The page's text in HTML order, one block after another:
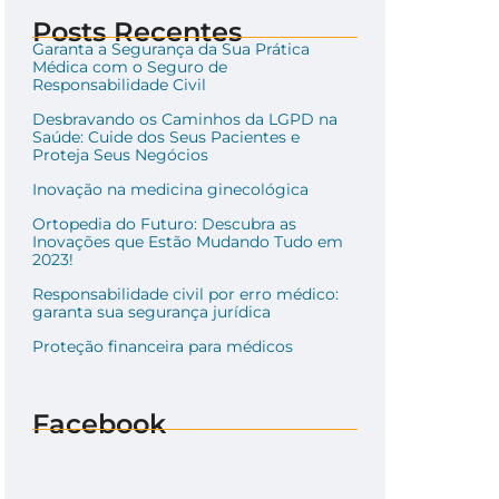
Posts Recentes
Garanta a Segurança da Sua Prática
Médica com o Seguro de
Responsabilidade Civil
Desbravando os Caminhos da LGPD na
Saúde: Cuide dos Seus Pacientes e
Proteja Seus Negócios
Inovação na medicina ginecológica
Ortopedia do Futuro: Descubra as
Inovações que Estão Mudando Tudo em
2023!
Responsabilidade civil por erro médico:
garanta sua segurança jurídica
Proteção financeira para médicos
Facebook